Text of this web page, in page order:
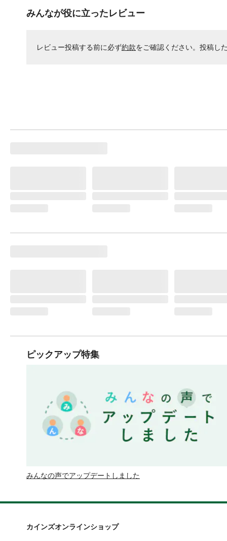
みんなが役に立ったレビュー
レビュー投稿する前に必ず約款をご確認ください。投稿し
ピックアップ特集
みんなの声でアップデートしました
カインズオンラインショップ